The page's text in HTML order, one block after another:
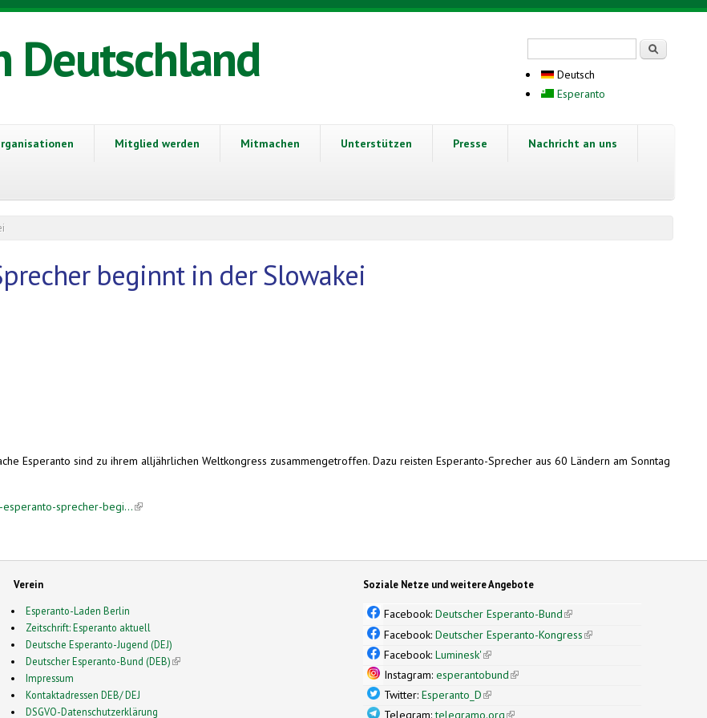
Deutschland
Deutsch
Esperanto
Mitglied werden Mitmachen Unterstützen Presse Nachricht an uns
beginnt in der Slowakei
Esperanto sind zu ihrem alljährlichen Weltkongress zusammengetroffen. Dazu reisten Esperanto-Sprecher aus 60 Ländern am Sonntag
sprecher-begi...(link is external)
Verein
Esperanto-Laden Berlin
Zeitschrift: Esperanto aktuell
Deutsche Esperanto-Jugend (DEJ)
Deutscher Esperanto-Bund (DEB)(link is external)
Impressum
Kontaktadressen DEB/ DEJ
DSGVO-Datenschutzerklärung
Soziale Netze und weitere Angebote
Facebook:Deutscher Esperanto-Bund(link is external)
Facebook:Deutscher Esperanto-Kongress(link is external)
Facebook:Luminesk'(link is external)
Instagram:esperantobund(link is external)
Twitter:Esperanto_D(link is external)
Telegram:telegramo.org(link is external)